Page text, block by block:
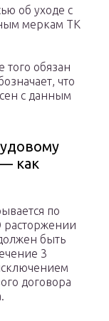
об уходе с
меркам ТК
того обязан
что
с данным
как
по
расторжении
быть
3
договора